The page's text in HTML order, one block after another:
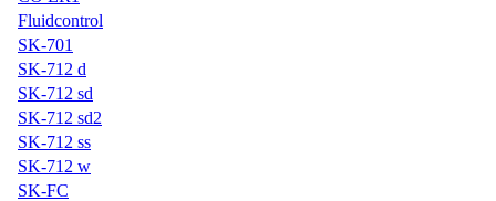
Fluidcontrol
SK-701
SK-712 d
SK-712 sd
SK-712 sd2
SK-712 ss
SK-712 w
SK-FC